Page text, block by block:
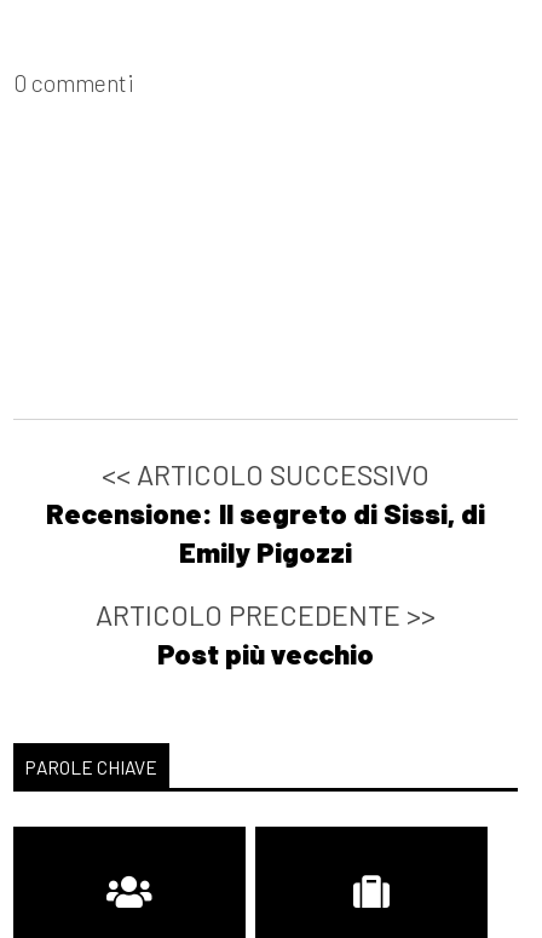
0 commenti
<< ARTICOLO SUCCESSIVO
Recensione: Il segreto di Sissi, di
Emily Pigozzi
ARTICOLO PRECEDENTE >>
Post più vecchio
PAROLE CHIAVE